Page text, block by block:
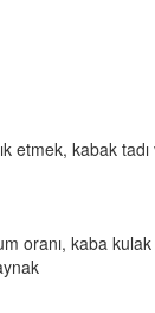
etmek, kabak
oranı, kaba